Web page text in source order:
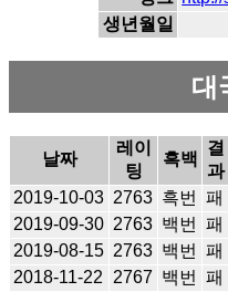
생년월일
대
날짜
레이
팅
흑백
결
과
2019-10-03 2763 흑번 패
2019-09-30 2763 백번 패
2019-08-15 2763 백번 패
2018-11-22
2767 백번 패